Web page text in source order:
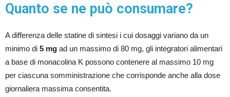
Quanto se ne può consumare?
A differenza delle statine di sintesi i cui dosaggi variano da un
minimo di 5 mg ad un massimo di 80 mg, gli integratori alimentari
a base di monacolina K possono contenere al massimo 10 mg
per ciascuna somministrazione che corrisponde anche alla dose
giornaliera massima consentita.